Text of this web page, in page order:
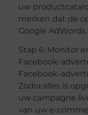
uw
merken dat de
Google AdWords.
Stap 6: Monitor
Facebook-
Facebook-
Zodra alles is
uw campagne
van uw e-